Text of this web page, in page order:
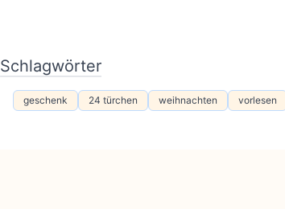
Schlagwörter
geschenk 24 türchen weihnachten vorlesen